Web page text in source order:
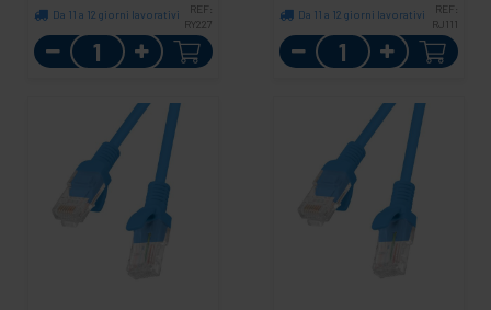
Da 11 a 12 giorni lavorativi
REF:
RY227
Quantità
Da 11 a 12 giorni lavorativi
REF:
RJ111
Quantità